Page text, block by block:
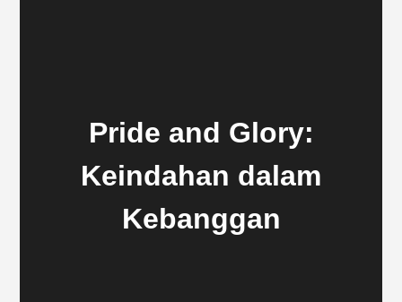
Pride and Glory:
Keindahan dalam
Kebanggan